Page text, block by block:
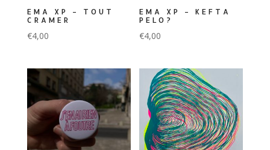
EMA XP – TOUT
CRAMER
€4,00
EMA XP – KEFTA
PELO?
€4,00